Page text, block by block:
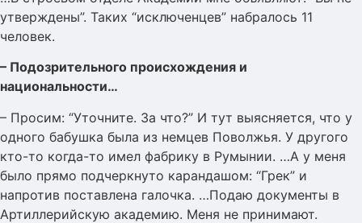
утверждены”. Таких “исключенцев” набралось 11
человек.
– Подозрительного происхождения и
национальности…
– Просим: “Уточните. За что?” И тут выясняется, что у
одного бабушка была из немцев Поволжья. У другого
кто-то когда-то имел фабрику в Румынии. …А у меня
было прямо подчеркнуто карандашом: “Грек” и
напротив поставлена галочка. …Подаю документы в
Артиллерийскую академию. Меня не принимают.